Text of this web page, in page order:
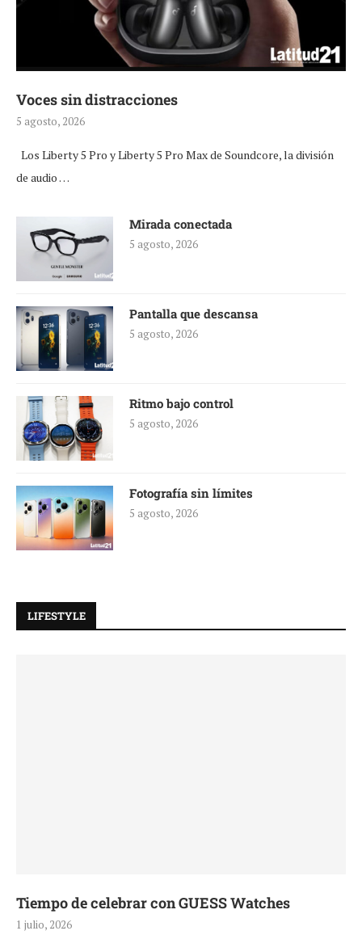
Voces sin distracciones
5 agosto, 2026
Los Liberty 5 Pro y Liberty 5 Pro Max de Soundcore, la división
de audio …
Mirada conectada
5 agosto, 2026
Pantalla que descansa
5 agosto, 2026
Ritmo bajo control
5 agosto, 2026
Fotografía sin límites
5 agosto, 2026
LIFESTYLE
Tiempo de celebrar con GUESS Watches
1 julio, 2026